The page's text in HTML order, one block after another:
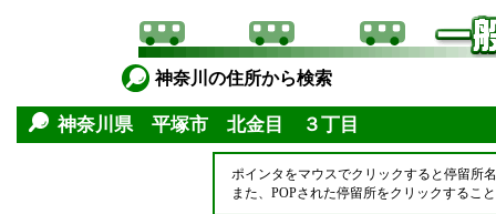
神奈川の住所から検索
神奈川県 平塚市 北金目 ３丁目
ポインタをマウスでクリックすると停留所
また、POPされた停留所をクリックするこ